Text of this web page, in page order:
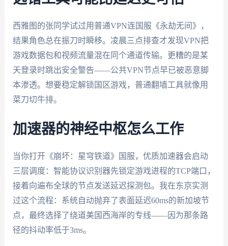
西雅图的张同学试过用普通VPN连国服《永劫无间》，
结果角色总在振刀时瞬移。凌晨三点排查才发现VPN把
游戏数据包和视频流量混在同个通道传输。更糟的是某
天登录时跳出安全警告——公共VPN节点早已被恶意脚
本渗透。想要稳定解锁国区游戏，普通翻墙工具就像用
菜刀切牛排。
加速器的神经中枢怎么工作
当你打开《崩坏：星穹铁道》国服，优质加速器会启动
三层调度：智能协议识别器先锁定游戏进程的TCP端口，
接着向遍布全球的节点发送延迟探测包。我在东京实测
过这个流程：系统自动抛弃了表面延迟60ms的新加坡节
点，最终选择了绕道美国西海岸的专线——因为那条路
径的抖动率低于3ms。